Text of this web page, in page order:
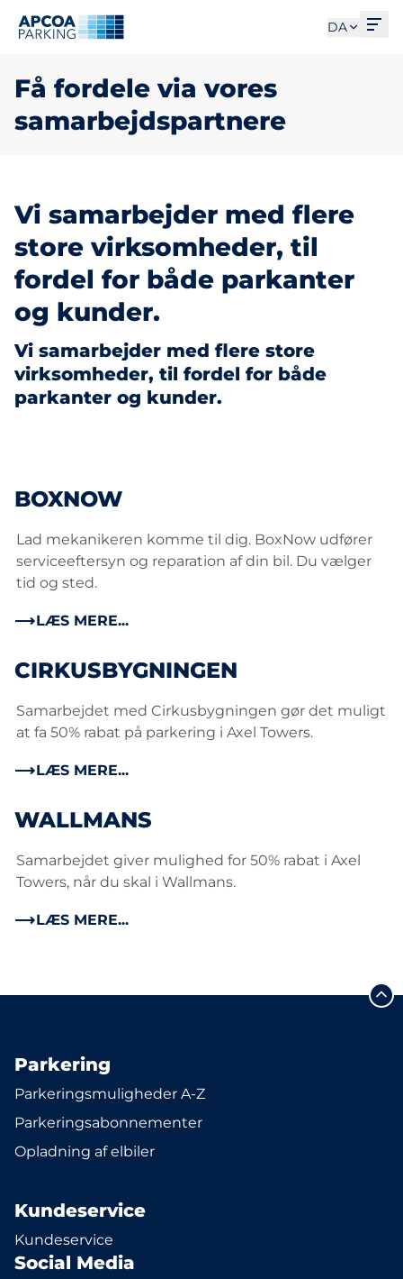
DA
Få fordele via vores
samarbejdspartnere
Vi samarbejder med flere
store virksomheder, til
fordel for både parkanter
og kunder.
Vi samarbejder med flere store
virksomheder, til fordel for både
parkanter og kunder.
BOXNOW
Lad mekanikeren komme til dig. BoxNow udfører
serviceeftersyn og reparation af din bil. Du vælger
tid og sted.
LÆS MERE...
CIRKUSBYGNINGEN
Samarbejdet med Cirkusbygningen gør det muligt
at fa 50% rabat på parkering i Axel Towers.
LÆS MERE...
WALLMANS
Samarbejdet giver mulighed for 50% rabat i Axel
Towers, når du skal i Wallmans.
LÆS MERE...
Parkering
Parkeringsmuligheder A-Z
Parkeringsabonnementer
Opladning af elbiler
Kundeservice
Kundeservice
Social Media